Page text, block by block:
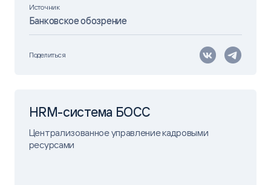
Источник
Банковское обозрение
Поделиться
HRM-система БОСС
Централизованное управление кадровыми
ресурсами